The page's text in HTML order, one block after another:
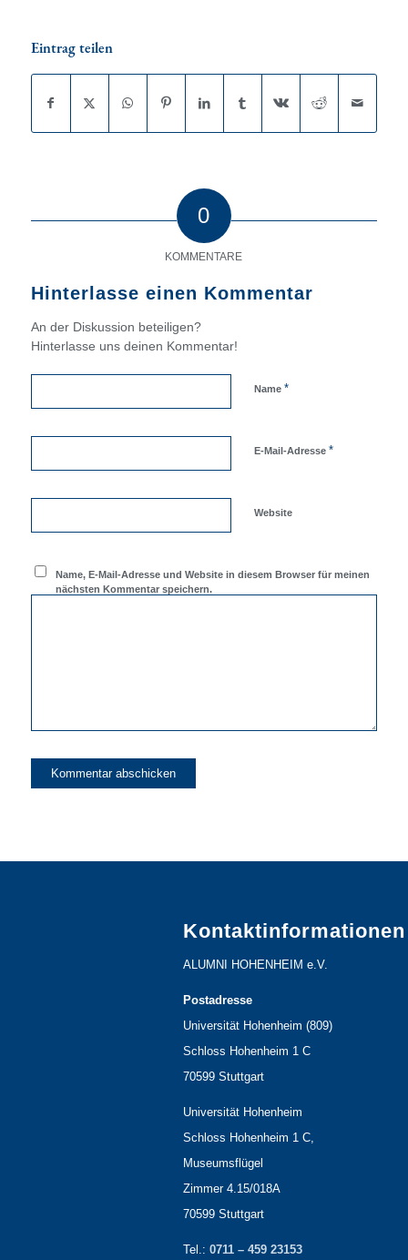
Eintrag teilen
0
KOMMENTARE
Hinterlasse einen Kommentar
An der Diskussion beteiligen?
Hinterlasse uns deinen Kommentar!
Name *
E-Mail-Adresse *
Website
Name, E-Mail-Adresse und Website in diesem Browser für meinen
nächsten Kommentar speichern.
Kontaktinformationen
ALUMNI HOHENHEIM e.V.
Postadresse
Universität Hohenheim (809)
Schloss Hohenheim 1 C
70599 Stuttgart
Universität Hohenheim
Schloss Hohenheim 1 C,
Museumsflügel
Zimmer 4.15/018A
70599 Stuttgart
Tel.: 0711 – 459 23153